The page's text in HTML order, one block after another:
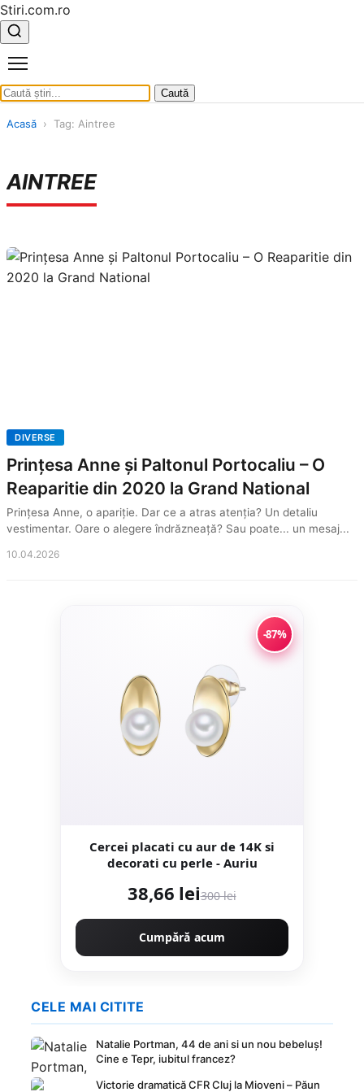
Stiri.com.ro
Caută
Acasă › Tag: Aintree
AINTREE
DIVERSE
Prințesa Anne și Paltonul Portocaliu – O
Reaparitie din 2020 la Grand National
Prințesa Anne, o apariție. Dar ce a atras atenția? Un detaliu
vestimentar. Oare o alegere îndrăzneață? Sau poate... un mesaj...
10.04.2026
-87%
Cercei placati cu aur de 14K si
decorati cu perle - Auriu
38,66 lei300 lei
Cumpără acum
CELE MAI CITITE
Natalie Portman, 44 de ani si un nou bebeluș!
Cine e Tepr, iubitul francez?
Victorie dramatică CFR Cluj la Mioveni – Păun